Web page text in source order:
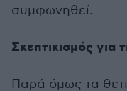
συμφωνηθεί.
Σκεπτικισμός
Παρά όμως τα